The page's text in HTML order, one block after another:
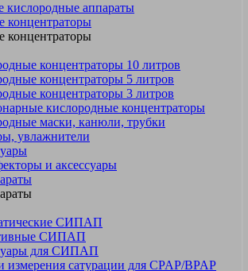
кислородные аппараты
концентраторы
концентраторы
концентраторы 10 литров
концентраторы 5 литров
концентраторы 3 литров
кислородные концентраторы
маски, канюли, трубки
увлажнители
и аксессуары
СИПАП
СИПАП
для СИПАП
измерения сатурации для CPAP/BPAP